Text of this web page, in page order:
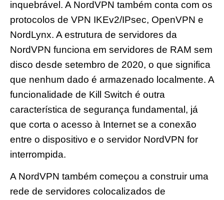
inquebrável. A NordVPN também conta com os
protocolos de VPN IKEv2/IPsec, OpenVPN e
NordLynx. A estrutura de servidores da
NordVPN funciona em servidores de RAM sem
disco desde setembro de 2020, o que significa
que nenhum dado é armazenado localmente. A
funcionalidade de Kill Switch é outra
característica de segurança fundamental, já
que corta o acesso à Internet se a conexão
entre o dispositivo e o servidor NordVPN for
interrompida.
A NordVPN também começou a construir uma
rede de servidores colocalizados de